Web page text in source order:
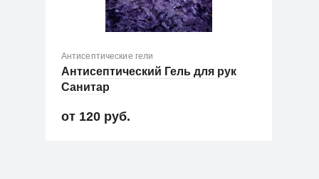
Антисептические гели
Антисептический Гель для рук
Санитар
120 руб.